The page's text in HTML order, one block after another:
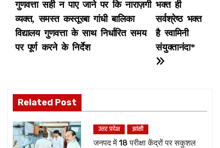
o
s
t
a
v
i
भक्त ही
सर्वश्रेष्ठ भक्त
है स्वामिनी
संयुक्तानंदा*
गुणवत्ता सही न पाए जाने पर कि नाराज़गी
व्यक्त, समस्त कस्तूरबा गांधी बालिका
विद्यालय गुणवत्ता के साथ निर्धारित समय
पर पूर्ण करने के निर्देश
Related Post
उत्तर प्रदेश झांसी
जनपद में 18 परीक्षा केंद्रों पर सकुशल